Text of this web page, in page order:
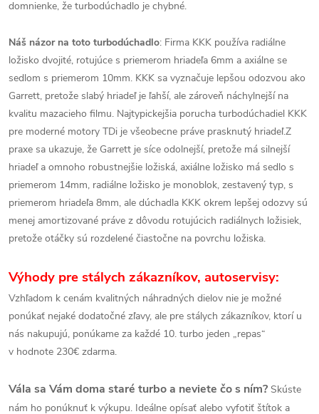
domnienke, že turbodúchadlo je chybné.
Náš názor na toto turbodúchadlo: Firma KKK používa radiálne
ložisko dvojité, rotujúce s priemerom hriadeľa 6mm a axiálne se
sedlom s priemerom 10mm. KKK sa vyznačuje lepšou odozvou ako
Garrett, pretože slabý hriadeľ je ľahší, ale zároveň náchylnejší na
kvalitu mazacieho filmu. Najtypickejšia porucha turbodúchadiel KKK
pre moderné motory TDi je všeobecne práve prasknutý hriadeľ.Z
praxe sa ukazuje, že Garrett je síce odolnejší, pretože má silnejší
hriadeľ a omnoho robustnejšie ložiská, axiálne ložisko má sedlo s
priemerom 14mm, radiálne ložisko je monoblok, zestavený typ, s
priemerom hriadeľa 8mm, ale dúchadla KKK okrem lepšej odozvy sú
menej amortizované práve z dôvodu rotujúcich radiálnych ložisiek,
pretože otáčky sú rozdelené čiastočne na povrchu ložiska.
Výhody pre stálych zákazníkov, autoservisy:
Vzhľadom k cenám kvalitných náhradných dielov nie je možné
ponúkať nejaké dodatočné zľavy, ale pre stálych zákazníkov, ktorí u
nás nakupujú, ponúkame za každé 10. turbo jeden „repas“
v hodnote 230€ zdarma.
Vála sa Vám doma staré turbo a neviete čo s ním? Skúste
nám ho ponúknuť k výkupu. Ideálne opísať alebo vyfotiť štítok a